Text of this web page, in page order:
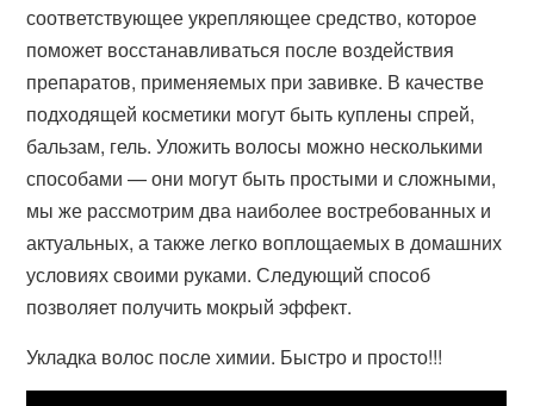
соответствующее укрепляющее средство, которое
поможет восстанавливаться после воздействия
препаратов, применяемых при завивке. В качестве
подходящей косметики могут быть куплены спрей,
бальзам, гель. Уложить волосы можно несколькими
способами — они могут быть простыми и сложными,
мы же рассмотрим два наиболее востребованных и
актуальных, а также легко воплощаемых в домашних
условиях своими руками. Следующий способ
позволяет получить мокрый эффект.
Укладка волос после химии. Быстро и просто!!!